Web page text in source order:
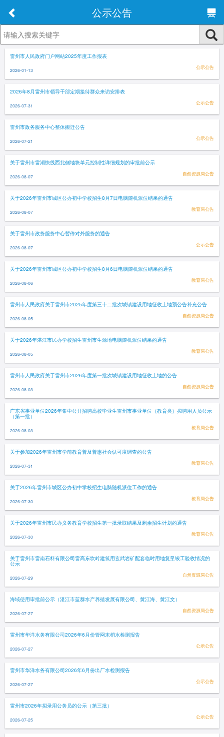
公示公告
雷州市人民政府门户网站2025年度工作报表
2026-01-13 公示公告
2026年8月雷州市领导干部定期接待群众来访安排表
2026-07-31 公示公告
雷州市政务服务中心整体搬迁公告
2026-07-21 公示公告
关于雷州市雷湖快线西北侧地块单元控制性详细规划的审批前公示
2026-08-07 自然资源局公告
关于2026年雷州市城区公办初中学校招生8月7日电脑随机派位结果的通告
2026-08-07 教育局公告
关于雷州市政务服务中心暂停对外服务的通告
2026-08-07 公示公告
关于2026年雷州市城区公办初中学校招生8月6日电脑随机派位结果的通告
2026-08-06 教育局公告
雷州市人民政府关于雷州市2025年度第三十二批次城镇建设用地征收土地预公告补充公告
2026-08-05 自然资源局公告
关于2026年湛江市民办学校招生雷州市生源地电脑随机派位结果的通告
2026-08-05 教育局公告
雷州市人民政府关于雷州市2026年度第一批次城镇建设用地征收土地的公告
2026-08-03 自然资源局公告
广东省事业单位2026年集中公开招聘高校毕业生雷州市事业单位（教育类）拟聘用人员公示
（第一批）
2026-08-03 教育局公告
关于参加2026年雷州市学前教育普及普惠社会认可度调查的公告
2026-07-31 教育局公告
关于2026年雷州市城区公办初中学校招生电脑随机派位工作的通告
2026-07-30 教育局公告
关于2026年雷州市民办义务教育学校招生第一批录取结果及剩余招生计划的通告
2026-07-30 教育局公告
关于雷州市雷南石料有限公司雷高东坎岭建筑用玄武岩矿配套临时用地复垦竣工验收情况的
公示
2026-07-29 自然资源局公告
海域使用审批前公示（湛江市蓝群水产养殖发展有限公司、黄江海、黄江文）
2026-07-27 自然资源局公告
雷州市华洋水务有限公司2026年6月份管网末梢水检测报告
2026-07-27 公示公告
雷州市华洋水务有限公司2026年6月份出厂水检测报告
2026-07-27 公示公告
雷州市2026年拟录用公务员的公示（第三批）
2026-07-25 公示公告